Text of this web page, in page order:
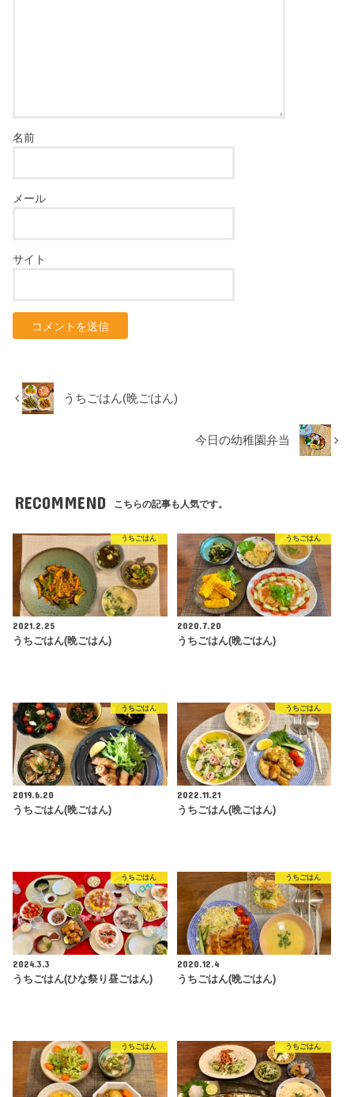
名前
メール
サイト
うちごはん(晩ごはん)
今日の幼稚園弁当
RECOMMEND こちらの記事も人気です。
うちごはん
2021.2.25
うちごはん(晩ごはん)
うちごはん
2020.7.20
うちごはん(晩ごはん)
うちごはん
2019.6.20
うちごはん(晩ごはん)
うちごはん
2022.11.21
うちごはん(晩ごはん)
うちごはん
2024.3.3
うちごはん(ひな祭り昼ごはん)
うちごはん
2020.12.4
うちごはん(晩ごはん)
うちごはん うちごはん